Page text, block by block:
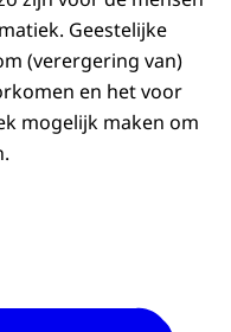
Geestelijke
(verergering van)
en het voor
mogelijk maken om